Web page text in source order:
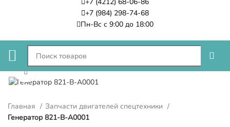
+7 (984) 298-74-68
Пн-Вс с 9:00 до 18:00
Нажмите, чтобы увеличить
Главная
Запчасти двигателей спецтехники
Генератор 821-В-А0001